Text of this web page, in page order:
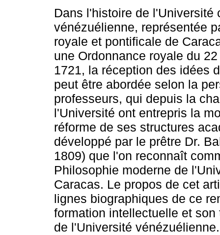
Dans l'histoire de l'Université
vénézuélienne, représentée
royale et pontificale de
une Ordonnance royale du
1721, la réception des idées
peut être abordée selon la
professeurs, qui depuis la
l'Université ont entrepris la
réforme de ses structures
développé par le prêtre Dr.
1809) que l'on reconnaît
Philosophie moderne de
Caracas. Le propos de cet
lignes biographiques de ce
formation intellectuelle et
de l'Université vénézuélienne.